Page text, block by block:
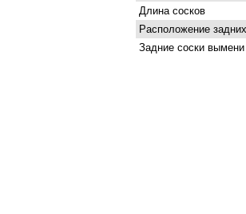
Длина сосков
Расположение
Задние соски